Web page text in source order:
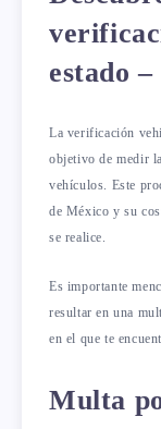
estado
La verificación
objetivo de medir
vehículos. Este
de México y su
se realice.
Es importante
resultar en una
en el que te
Multa